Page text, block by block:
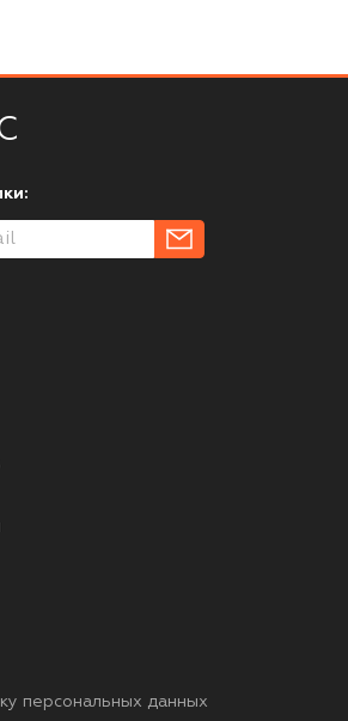
персональных данных